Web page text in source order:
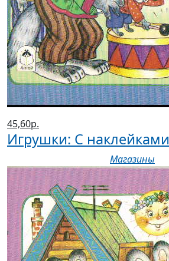
45,60р.
Игрушки: С наклейками
Магазины